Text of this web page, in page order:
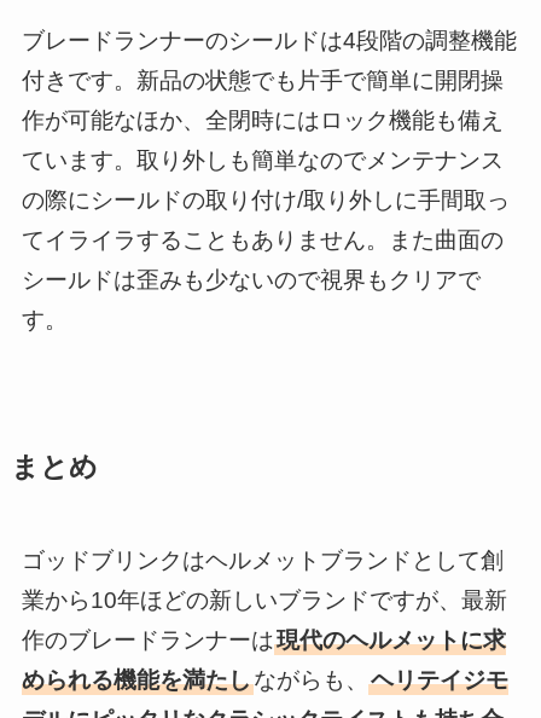
ブレードランナーのシールドは4段階の調整機能
付きです。新品の状態でも片手で簡単に開閉操
作が可能なほか、全閉時にはロック機能も備え
ています。取り外しも簡単なのでメンテナンス
の際にシールドの取り付け/取り外しに手間取っ
てイライラすることもありません。また曲面の
シールドは歪みも少ないので視界もクリアで
す。
まとめ
ゴッドブリンクはヘルメットブランドとして創
業から10年ほどの新しいブランドですが、最新
作のブレードランナーは現代のヘルメットに求
められる機能を満たしながらも、 ヘリテイジモ